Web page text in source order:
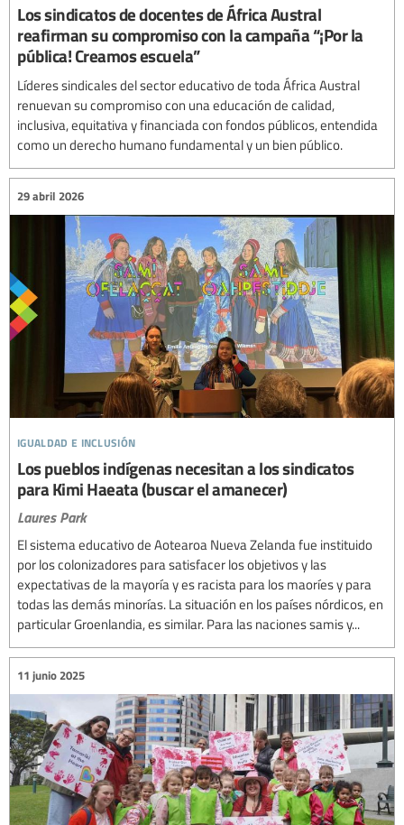
Los sindicatos de docentes de África Austral
reafirman su compromiso con la campaña “¡Por la
pública! Creamos escuela”
Líderes sindicales del sector educativo de toda África Austral
renuevan su compromiso con una educación de calidad,
inclusiva, equitativa y financiada con fondos públicos, entendida
como un derecho humano fundamental y un bien público.
igualdad e inclusión
29 abril 2026
Los pueblos indígenas necesitan a los sindicatos
para Kimi Haeata (buscar el amanecer)
Laures Park
El sistema educativo de Aotearoa Nueva Zelanda fue instituido
por los colonizadores para satisfacer los objetivos y las
expectativas de la mayoría y es racista para los maoríes y para
todas las demás minorías. La situación en los países nórdicos, en
particular Groenlandia, es similar. Para las naciones samis y...
11 junio 2025